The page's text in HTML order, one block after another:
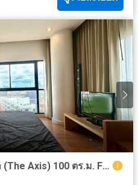
ขาย ดิ แอ็กซิส คอนโด พัทยา (The Axis) 100 ตร.ม. FQ 2 ห้องนอน ตึก A